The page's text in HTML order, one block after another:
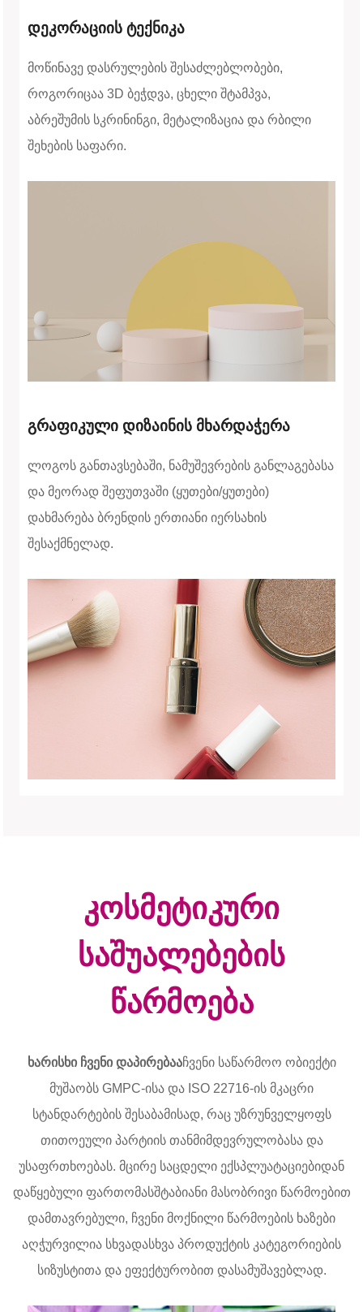
დეკორაციის ტექნიკა
მოწინავე დასრულების შესაძლებლობები,
როგორიცაა 3D ბეჭდვა, ცხელი შტამპვა,
აბრეშუმის სკრინინგი, მეტალიზაცია და რბილი
შეხების საფარი.
გრაფიკული დიზაინის მხარდაჭერა
ლოგოს განთავსებაში, ნამუშევრების განლაგებასა
და მეორად შეფუთვაში (ყუთები/ყუთები)
დახმარება ბრენდის ერთიანი იერსახის
შესაქმნელად.
კოსმეტიკური
საშუალებების
წარმოება
ხარისხი ჩვენი დაპირებააჩვენი საწარმოო ობიექტი
მუშაობს GMPC-ისა და ISO 22716-ის მკაცრი
სტანდარტების შესაბამისად, რაც უზრუნველყოფს
თითოეული პარტიის თანმიმდევრულობასა და
უსაფრთხოებას. მცირე საცდელი ექსპლუატაციებიდან
დაწყებული ფართომასშტაბიანი მასობრივი წარმოებით
დამთავრებული, ჩვენი მოქნილი წარმოების ხაზები
აღჭურვილია სხვადასხვა პროდუქტის კატეგორიების
სიზუსტითა და ეფექტურობით დასამუშავებლად.